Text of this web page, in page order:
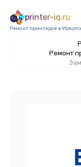
printer-iq.ru
Ремонт принтеров в
Ремонт